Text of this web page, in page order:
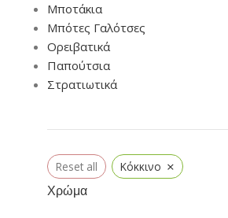
Μποτάκια
Μπότες Γαλότσες
Ορειβατικά
Παπούτσια
Στρατιωτικά
Reset all Κόκκινο ×
Χρώμα